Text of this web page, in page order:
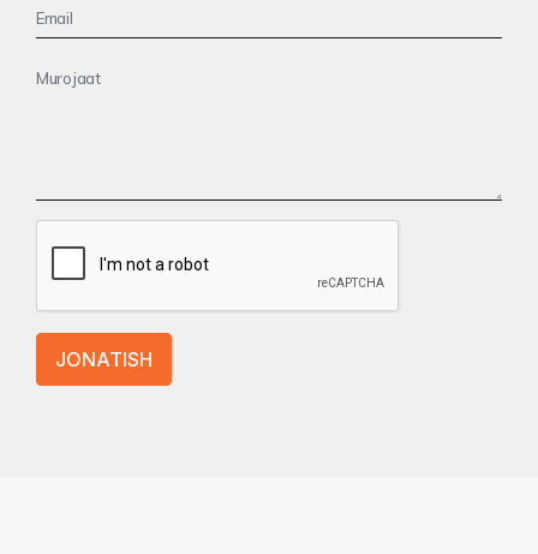
JONATISH